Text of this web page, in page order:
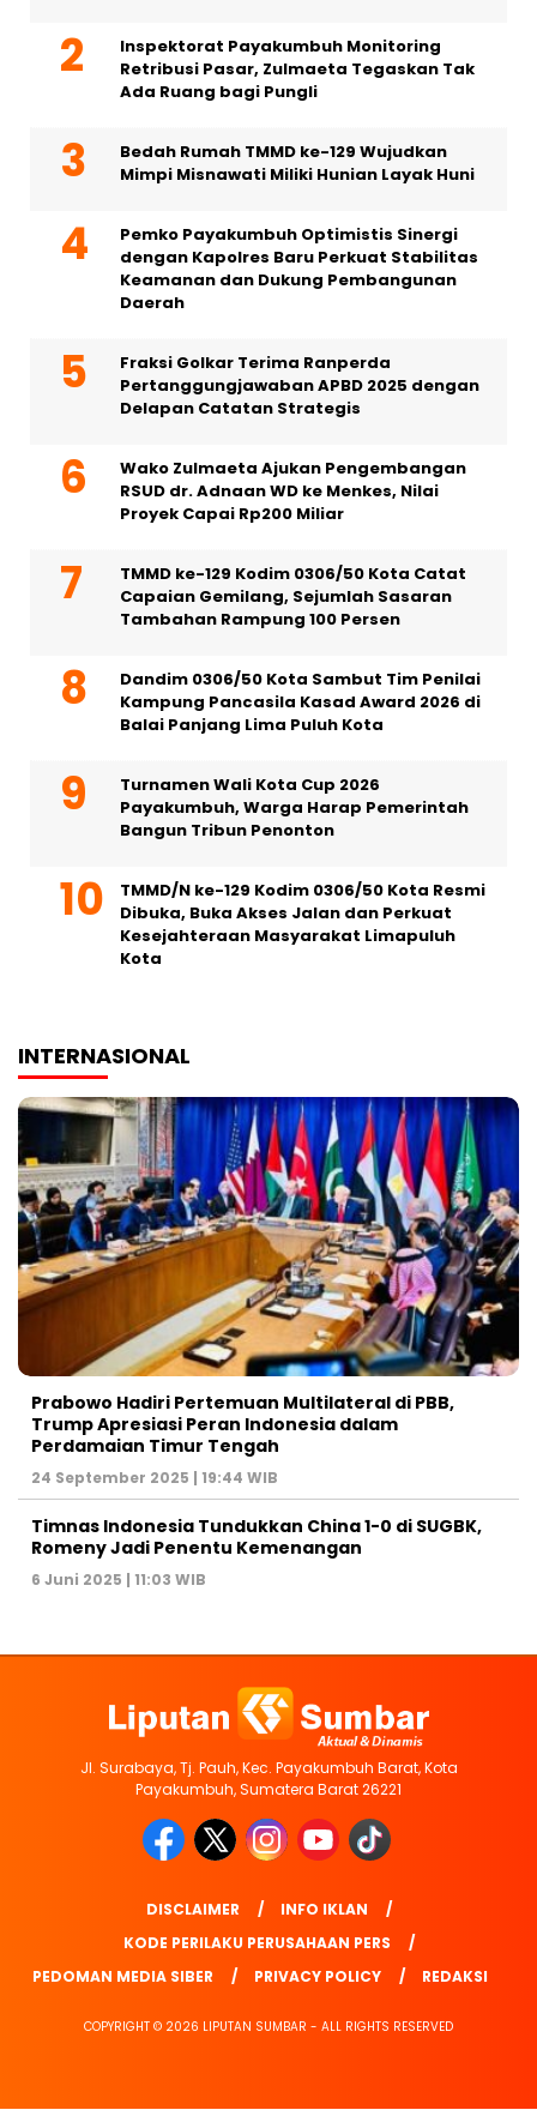
Inspektorat Payakumbuh Monitoring
Retribusi Pasar, Zulmaeta Tegaskan Tak
Ada Ruang bagi Pungli
Bedah Rumah TMMD ke-129 Wujudkan
Mimpi Misnawati Miliki Hunian Layak Huni
Pemko Payakumbuh Optimistis Sinergi
dengan Kapolres Baru Perkuat Stabilitas
Keamanan dan Dukung Pembangunan
Daerah
Fraksi Golkar Terima Ranperda
Pertanggungjawaban APBD 2025 dengan
Delapan Catatan Strategis
Wako Zulmaeta Ajukan Pengembangan
RSUD dr. Adnaan WD ke Menkes, Nilai
Proyek Capai Rp200 Miliar
TMMD ke-129 Kodim 0306/50 Kota Catat
Capaian Gemilang, Sejumlah Sasaran
Tambahan Rampung 100 Persen
Dandim 0306/50 Kota Sambut Tim Penilai
Kampung Pancasila Kasad Award 2026 di
Balai Panjang Lima Puluh Kota
Turnamen Wali Kota Cup 2026
Payakumbuh, Warga Harap Pemerintah
Bangun Tribun Penonton
TMMD/N ke-129 Kodim 0306/50 Kota Resmi
Dibuka, Buka Akses Jalan dan Perkuat
Kesejahteraan Masyarakat Limapuluh
Kota
INTERNASIONAL
Prabowo Hadiri Pertemuan Multilateral di PBB,
Trump Apresiasi Peran Indonesia dalam
Perdamaian Timur Tengah
24 September 2025 | 19:44 WIB
Timnas Indonesia Tundukkan China 1-0 di SUGBK,
Romeny Jadi Penentu Kemenangan
6 Juni 2025 | 11:03 WIB
Jl. Surabaya, Tj. Pauh, Kec. Payakumbuh Barat, Kota
Payakumbuh, Sumatera Barat 26221
DISCLAIMER
INFO IKLAN
KODE PERILAKU PERUSAHAAN PERS
PEDOMAN MEDIA SIBER
PRIVACY POLICY REDAKSI
COPYRIGHT © 2026 LIPUTAN SUMBAR - ALL RIGHTS RESERVED